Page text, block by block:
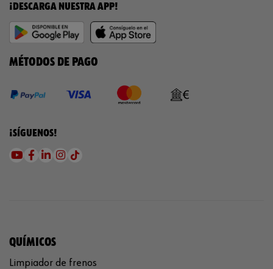
¡DESCARGA NUESTRA APP!
MÉTODOS DE PAGO
¡SÍGUENOS!
QUÍMICOS
Limpiador de frenos